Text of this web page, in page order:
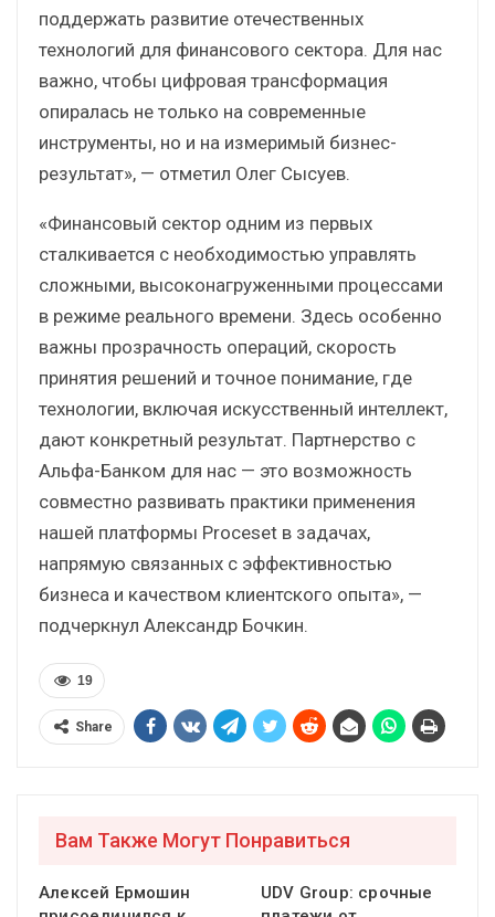
поддержать развитие отечественных
технологий для финансового сектора. Для нас
важно, чтобы цифровая трансформация
опиралась не только на современные
инструменты, но и на измеримый бизнес-
результат», — отметил Олег Сысуев.
«Финансовый сектор одним из первых
сталкивается с необходимостью управлять
сложными, высоконагруженными процессами
в режиме реального времени. Здесь особенно
важны прозрачность операций, скорость
принятия решений и точное понимание, где
технологии, включая искусственный интеллект,
дают конкретный результат. Партнерство с
Альфа-Банком для нас — это возможность
совместно развивать практики применения
нашей платформы Proceset в задачах,
напрямую связанных с эффективностью
бизнеса и качеством клиентского опыта», —
подчеркнул Александр Бочкин.
19
Share
Вам Также Могут Понравиться
Алексей Ермошин
UDV Group: срочные